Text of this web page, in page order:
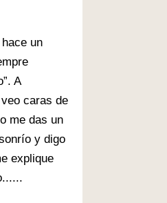
un
A
caras de
me das un
y digo
explique